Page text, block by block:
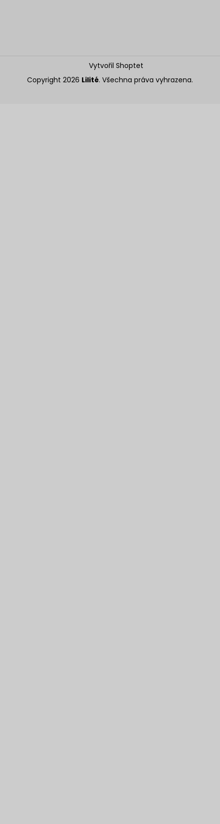
Vytvořil Shoptet
Copyright 2026 Lilité. Všechna práva vyhrazena.